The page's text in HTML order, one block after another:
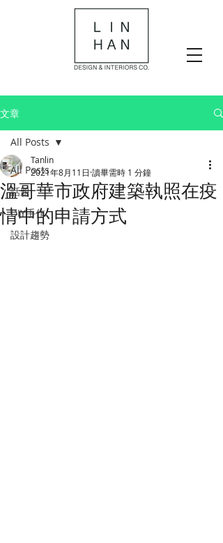
文章
All Posts
話題
DIY手作
設計趨勢
All Posts
溫哥華市政府建築執照在疫
情中的申請方式
Tanlin
2021年8月11日 讀畢需時 1 分鐘